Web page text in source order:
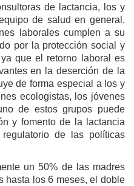
de lactancia, los y
de salud en general.
laborales cumplen a su
por la protección social y
que el retorno laboral es
en la deserción de la
de forma especial a los y
ecologistas, los jóvenes
de estos grupos puede
y fomento de la lactancia
de las políticas
un 50% de las madres
hasta los 6 meses, el doble